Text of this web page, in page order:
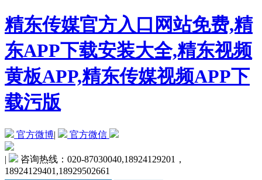
精东传媒官方入口网站免费,精
东APP下载安装大全,精东视频
黄板APP,精东传媒视频APP下
载污版
官方微博| 官方微信
|
咨询热线：020-87030040,18924129201，
18924129401,18929502661